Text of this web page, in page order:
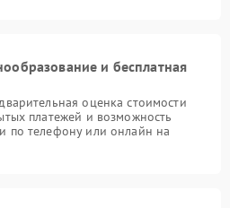
и бесплатная
оценка стоимости
платежей и возможность
по телефону или онлайн на